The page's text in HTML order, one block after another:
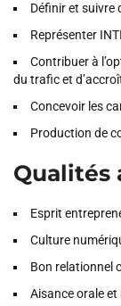
Définir et suivre
Représenter
Contribuer à
du trafic et
Concevoir les
Production de
Qualités
Esprit
Culture
Bon relationnel
Aisance orale